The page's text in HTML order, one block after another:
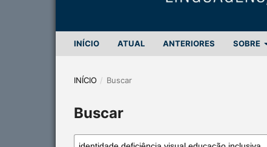
INÍCIO ATUAL ANTERIORES SOBRE
INÍCIO / Buscar
Buscar